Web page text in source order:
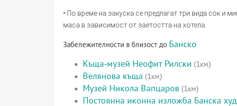
• По време на закуска се предлагат три вида сок и
маса в зависимост от заетостта на хотела.
Забележителности в близост до Банско
Къща-музей Неофит Рилски (1км)
Велянова къща (1км)
Музей Никола Вапцаров (1км)
Постоянна иконна изложба Банска